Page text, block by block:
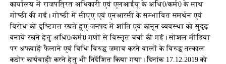
कार्यालय में राजपत्रित अधिकारी एवं एलआईयू के अधि0/कर्म0 के साथ
गोष्ठी की गई। गोष्ठी में सीएए एवं एनआरसी के सम्भावित समर्थन एवं
विरोध को दृष्टिगत रखते हुए जनपद में शांति एवं कानून व्यवस्था को सुदृढ़
बनाये रखने हेतु अधि0/कर्म0 गणों से विस्तृत चर्चा की गई। सोशल मीडिया
पर अफवाहें फैलाने एवं विधि विरुद्ध जमाव करने वालों के विरुद्ध तत्काल
कठोर कार्यवाही करने हेतु भी निर्देशित किया गया। दिनांक 17.12.2019 को